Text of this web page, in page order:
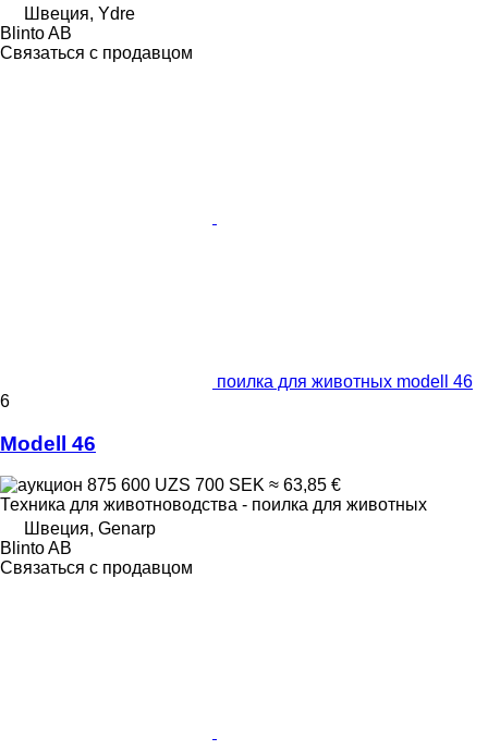
Швеция, Ydre
Blinto AB
Связаться с продавцом
поилка для животных modell 46
6
Modell 46
875 600 UZS 700 SEK ≈ 63,85 €
Техника для животноводства - поилка для животных
Швеция, Genarp
Blinto AB
Связаться с продавцом